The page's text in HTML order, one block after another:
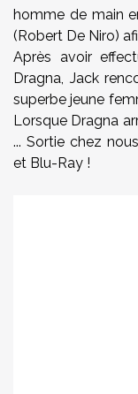
homme de main
(Robert De Niro)
Après avoir
Dragna, Jack
superbe jeune
Lorsque Dragna
... Sortie chez
et Blu-Ray !